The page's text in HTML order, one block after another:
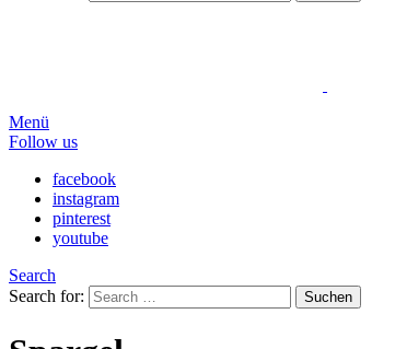
Menü
Follow us
facebook
instagram
pinterest
youtube
Search
Search for:
Suchen